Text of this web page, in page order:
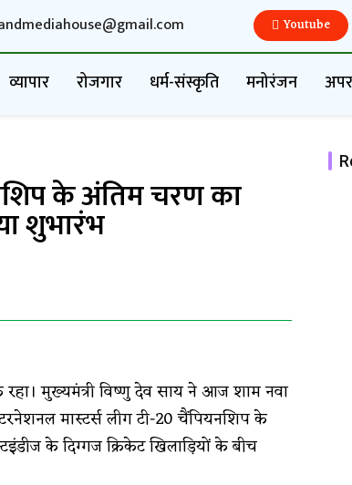
Youtube
व्यापार रोजगार धर्म-संस्कृति मनोरंजन
के अंतिम चरण का
शुभारंभ
मुख्यमंत्री विष्णु देव साय ने आज शाम नवा
मास्टर्स लीग टी-20 चैंपियनशिप के
के दिग्गज क्रिकेट खिलाड़ियों के बीच